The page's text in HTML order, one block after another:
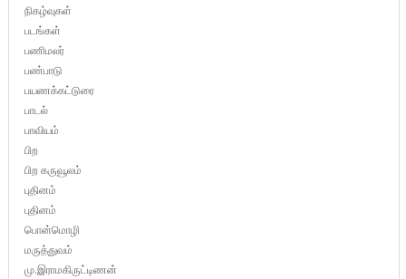
நிகழ்வுகள்
படங்கள்
பணிமலர்
பண்பாடு
பயணக்கட்டுரை
பாடல்
பாவியம்
பிற
பிற கருவூலம்
புதினம்
புதினம்
பொன்மொழி
மருத்துவம்
மு.இராமகிருட்டிணன்